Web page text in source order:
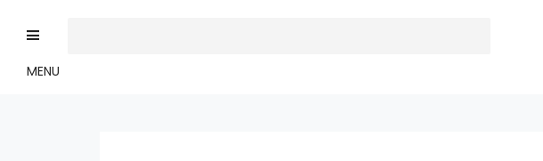
MENU